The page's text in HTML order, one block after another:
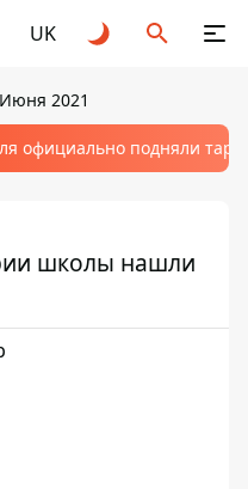
UK
2021
официально подняли
школы нашли